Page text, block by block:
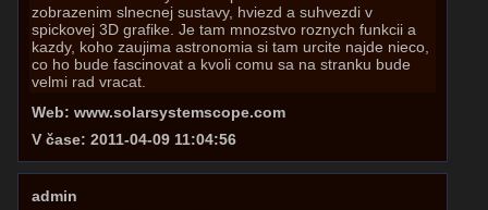
zobrazenim slnecnej sustavy, hviezd a suhvezdi v
spickovej 3D grafike. Je tam mnozstvo roznych funkcii a
kazdy, koho zaujima astronomia si tam urcite najde nieco,
co ho bude fascinovat a kvoli comu sa na stranku bude
velmi rad vracat.
Web: www.solarsystemscope.com
V čase: 2011-04-09 11:04:56
admin